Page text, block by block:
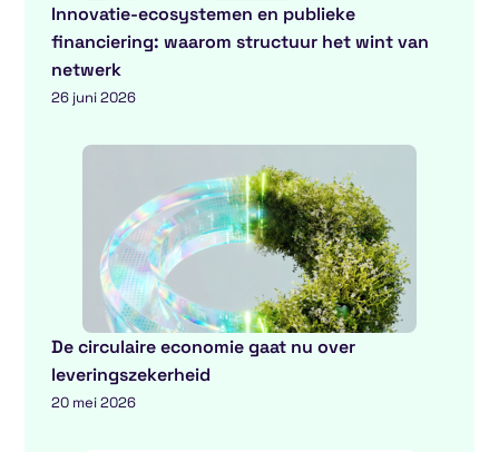
Innovatie-ecosystemen en publieke
financiering: waarom structuur het wint van
netwerk
26 juni 2026
De circulaire economie gaat nu over
leveringszekerheid
20 mei 2026